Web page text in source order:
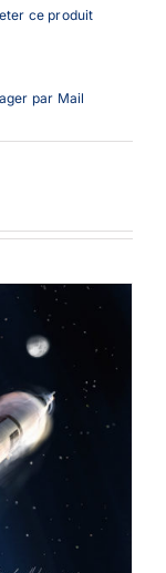
ce produit
par Mail